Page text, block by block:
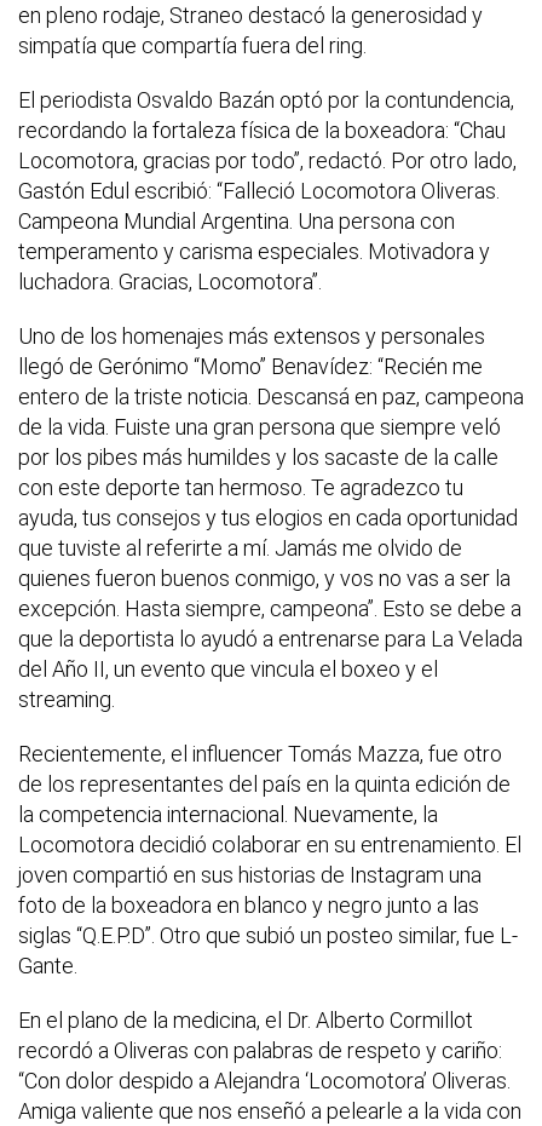
en pleno rodaje, Straneo destacó la generosidad y
simpatía que compartía fuera del ring.
El periodista Osvaldo Bazán optó por la contundencia,
recordando la fortaleza física de la boxeadora: “Chau
Locomotora, gracias por todo”, redactó. Por otro lado,
Gastón Edul escribió: “Falleció Locomotora Oliveras.
Campeona Mundial Argentina. Una persona con
temperamento y carisma especiales. Motivadora y
luchadora. Gracias, Locomotora”.
Uno de los homenajes más extensos y personales
llegó de Gerónimo “Momo” Benavídez: “Recién me
entero de la triste noticia. Descansá en paz, campeona
de la vida. Fuiste una gran persona que siempre veló
por los pibes más humildes y los sacaste de la calle
con este deporte tan hermoso. Te agradezco tu
ayuda, tus consejos y tus elogios en cada oportunidad
que tuviste al referirte a mí. Jamás me olvido de
quienes fueron buenos conmigo, y vos no vas a ser la
excepción. Hasta siempre, campeona”. Esto se debe a
que la deportista lo ayudó a entrenarse para La Velada
del Año II, un evento que vincula el boxeo y el
streaming.
Recientemente, el influencer Tomás Mazza, fue otro
de los representantes del país en la quinta edición de
la competencia internacional. Nuevamente, la
Locomotora decidió colaborar en su entrenamiento. El
joven compartió en sus historias de Instagram una
foto de la boxeadora en blanco y negro junto a las
siglas “Q.E.P.D”. Otro que subió un posteo similar, fue L-
Gante.
En el plano de la medicina, el Dr. Alberto Cormillot
recordó a Oliveras con palabras de respeto y cariño:
“Con dolor despido a Alejandra ‘Locomotora’ Oliveras.
Amiga valiente que nos enseñó a pelearle a la vida con